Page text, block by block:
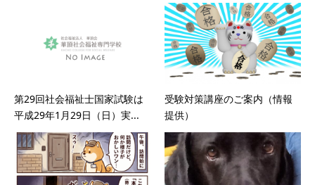
第29回社会福祉士国家試験は
平成29年1月29日（日）実...
受験対策講座のご案内（情報
提供）